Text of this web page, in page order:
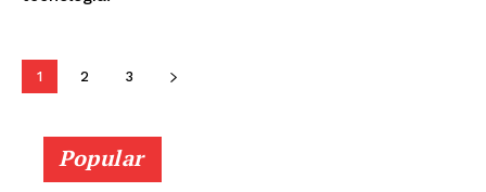
1 2 3
Popular